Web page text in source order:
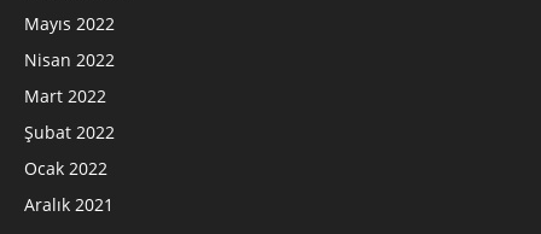
Mayıs 2022
Nisan 2022
Mart 2022
Şubat 2022
Ocak 2022
Aralık 2021